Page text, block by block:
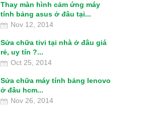
Thay màn hình cảm ứng máy
tính bảng asus ở đâu tại...
Nov 12, 2014
Sửa chữa tivi tại nhà ở đâu giá
rẻ, uy tín ?...
Oct 25, 2014
Sửa chữa máy tính bảng lenovo
ở đâu hcm...
Nov 26, 2014